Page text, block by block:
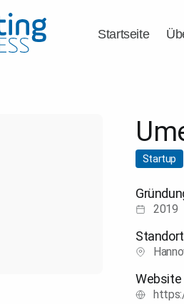
Startseite
Startup
2019
Standort
Website